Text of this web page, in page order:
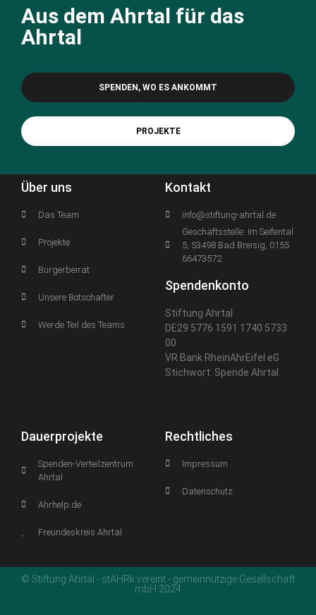
Aus dem Ahrtal für das
Ahrtal
SPENDEN, WO ES ANKOMMT
PROJEKTE
Über uns
Das Team
Projekte
Bürgerbeirat
Unsere Botschafter
Werde Teil des Teams
Kontakt
info@stiftung-ahrtal.de
Geschäftsstelle: Im Seifental
5, 53498 Bad Breisig, 0155
66473572
Spendenkonto
Stiftung Ahrtal
DE29 5776 1591 1740 5733
00
VR Bank RheinAhrEifel eG
Stichwort: Spende Ahrtal
Dauerprojekte
Spenden-Verteilzentrum
Ahrtal
Ahrhelp.de
Freundeskreis Ahrtal
Rechtliches
Impressum
Datenschutz
© Stiftung Ahrtal - stAHRk vereint - gemeinnützige Gesellschaft
mbH 2024